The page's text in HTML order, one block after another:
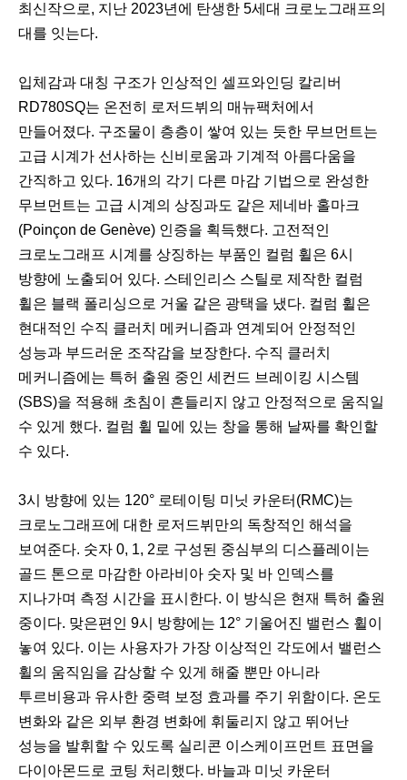
최신작으로, 지난 2023년에 탄생한 5세대 크로노그래프의
대를 잇는다.
입체감과 대칭 구조가 인상적인 셀프와인딩 칼리버
RD780SQ는 온전히 로저드뷔의 매뉴팩처에서
만들어졌다. 구조물이 층층이 쌓여 있는 듯한 무브먼트는
고급 시계가 선사하는 신비로움과 기계적 아름다움을
간직하고 있다. 16개의 각기 다른 마감 기법으로 완성한
무브먼트는 고급 시계의 상징과도 같은 제네바 홀마크
(Poinçon de Genève) 인증을 획득했다. 고전적인
크로노그래프 시계를 상징하는 부품인 컬럼 휠은 6시
방향에 노출되어 있다. 스테인리스 스틸로 제작한 컬럼
휠은 블랙 폴리싱으로 거울 같은 광택을 냈다. 컬럼 휠은
현대적인 수직 클러치 메커니즘과 연계되어 안정적인
성능과 부드러운 조작감을 보장한다. 수직 클러치
메커니즘에는 특허 출원 중인 세컨드 브레이킹 시스템
(SBS)을 적용해 초침이 흔들리지 않고 안정적으로 움직일
수 있게 했다. 컬럼 휠 밑에 있는 창을 통해 날짜를 확인할
수 있다.
3시 방향에 있는 120° 로테이팅 미닛 카운터(RMC)는
크로노그래프에 대한 로저드뷔만의 독창적인 해석을
보여준다. 숫자 0, 1, 2로 구성된 중심부의 디스플레이는
골드 톤으로 마감한 아라비아 숫자 및 바 인덱스를
지나가며 측정 시간을 표시한다. 이 방식은 현재 특허 출원
중이다. 맞은편인 9시 방향에는 12° 기울어진 밸런스 휠이
놓여 있다. 이는 사용자가 가장 이상적인 각도에서 밸런스
휠의 움직임을 감상할 수 있게 해줄 뿐만 아니라
투르비용과 유사한 중력 보정 효과를 주기 위함이다. 온도
변화와 같은 외부 환경 변화에 휘둘리지 않고 뛰어난
성능을 발휘할 수 있도록 실리콘 이스케이프먼트 표면을
다이아몬드로 코팅 처리했다. 바늘과 미닛 카운터